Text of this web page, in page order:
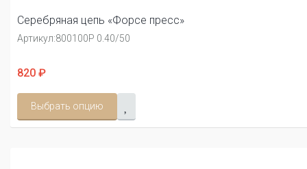
Серебряная цепь «Форсе пресс»
Артикул:800100Р 0.40/50
820 ₽
Выбрать опцию